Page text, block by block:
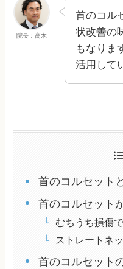
院長：高木
首のコル
状改善の
もなりま
活用して
首のコルセット
首のコルセット
むちうち損傷
ストレートネ
首のコルセット